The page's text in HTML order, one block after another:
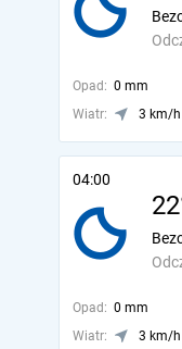
Opad: 0 mm
Wiatr:
3 km/h
04:00
Opad: 0 mm
Wiatr:
3 km/h